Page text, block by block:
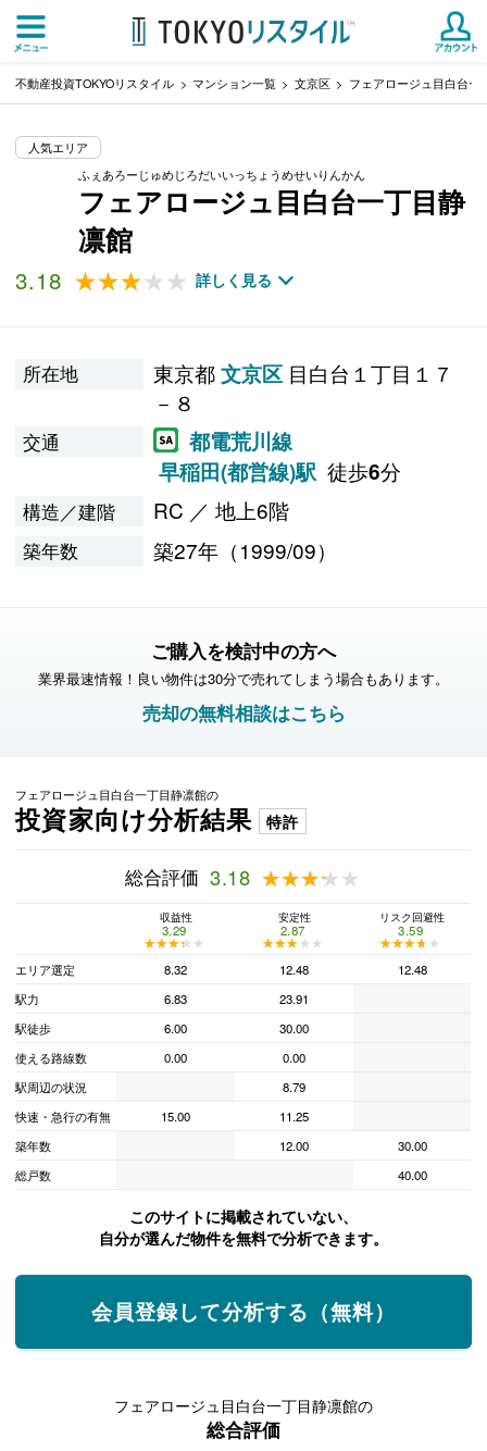
不動産投資TOKYOリスタイル マンション一覧 文京区 フェアロージュ目白台一
人気エリア
ふぇあろーじゅめじろだいいっちょうめせいりんかん
フェアロージュ目白台一丁目静
凛館
3.18 ★★★★★
★★★★★ 詳しく見る
所在地 東京都文京区 目白台１丁目１７
－８
交通
都電荒川線
早稲田(都営線)駅 徒歩6分
構造／建階 RC ／ 地上6階
築年数 築27年（1999/09）
ご購入を検討中の方へ
業界最速情報！良い物件は30分で売れてしまう場合もあります。
売却の無料相談はこちら
フェアロージュ目白台一丁目静凛館の
投資家向け分析結果 特許
総合評価 3.18 ★★★★★
★★★★★
収益性
3.29
★★★★★
★★★★★
安定性
2.87
★★★★★
★★★★★
リスク回避性
3.59
★★★★★
★★★★★
エリア選定
8.32 12.48
12.48
駅力
6.83
23.91
駅徒歩
6.00
30.00
使える路線数
0.00
0.00
駅周辺の状況
8.79
快速・急行の有無
15.00
11.25
築年数
12.00
30.00
総戸数
40.00
このサイトに掲載されていない、
自分が選んだ物件を無料で分析できます。
会員登録して分析する（無料）
フェアロージュ目白台一丁目静凛館の
総合評価